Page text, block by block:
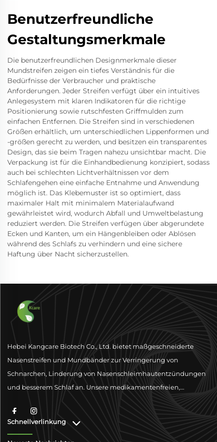
Benutzerfreundliche
Gestaltungsmerkmale
Die benutzerfreundlichen Designmerkmale dieser
Mundstreifen zeigen ein tiefes Verständnis für die
Bedürfnisse der Verbraucher und praktische
Anforderungen. Jeder Streifen verfügt über ein intuitives
Anlegesystem mit klaren Indikatoren für die richtige
Positionierung sowie rutschfesten Griffmulden zum
einfachen Entfernen. Die Streifen sind in verschiedenen
Größen erhältlich, um unterschiedlichen Lippenformen und
-größen gerecht zu werden, und besitzen ein transparentes
Design, das sie beim Tragen nahezu unsichtbar macht. Die
Verpackung ist für die Einhandbedienung konzipiert, sodass
auch bei schlechten Lichtverhältnissen vor dem
Schlafengehen eine einfache Entnahme und Anwendung
möglich ist. Das Klebemuster ist so optimiert, dass
maximaler Halt mit minimalem Materialaufwand
gewährleistet wird, wodurch Abfall und Umweltbelastung
reduziert werden. Die Streifen verfügen über abgerundete
Ecken und Kanten, um ein Hängenbleiben oder Ablösen
während des Schlafs zu verhindern und eine sichere
Haftung über Nacht sicherzustellen.
Hebei Kangcare Biotech Co., Ltd. bietet maßgeschneiderte
Nasenstreifen und Mundbänder zur Verringerung von
Schnarchen, Linderung von Nasenschleimhautentzündungen
und besserem Schlaf an. Unsere medikamentenfreien,
Atmung mit hochwertigen Materialien und globaler
Konformitätsunterstützung zu verbessern.
Schnellverlinkung